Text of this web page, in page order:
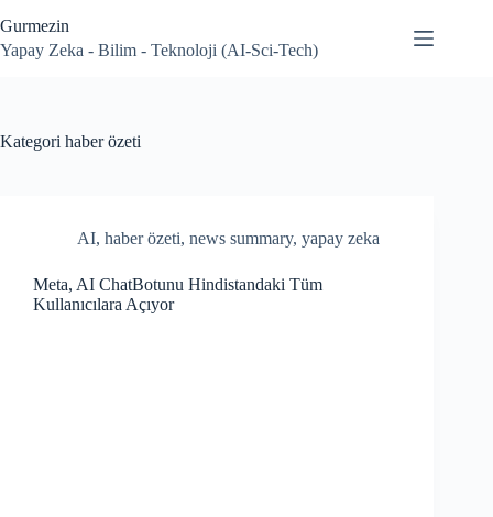
to
content
Gurmezin
Yapay Zeka - Bilim - Teknoloji (AI-Sci-Tech)
Kategori haber özeti
AI, haber özeti, news summary, yapay zeka
Meta, AI ChatBotunu Hindistandaki Tüm
Kullanıcılara Açıyor